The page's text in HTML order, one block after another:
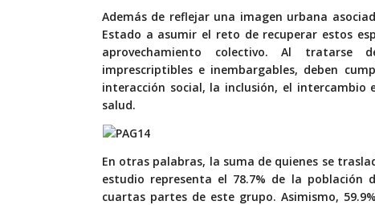
Además de reflejar una imagen urbana
Estado a asumir el reto de recuperar estos
aprovechamiento colectivo. Al tratarse
imprescriptibles e inembargables, deben
interacción social, la inclusión, el
salud.
En otras palabras, la suma de quienes se
estudio representa el 78.7% de la
cuartas partes de este grupo. Asimismo,